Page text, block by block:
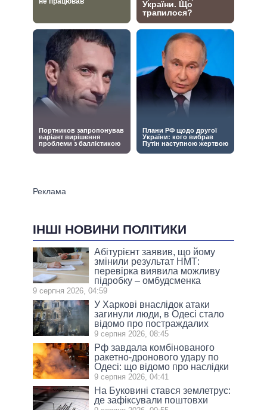
ІНШІ НОВИНИ ПОЛІТИКИ
Абітурієнт заявив, що йому
змінили результат НМТ:
перевірка виявила можливу
підробку – омбудсменка
9 серпня 2026, 04:59
У Харкові внаслідок атаки
загинули люди, в Одесі стало
відомо про постраждалих
9 серпня 2026, 08:45
Рф завдала комбінованого
ракетно-дронового удару по
Одесі: що відомо про наслідки
9 серпня 2026, 04:41
На Буковині стався землетрус:
де зафіксували поштовхи